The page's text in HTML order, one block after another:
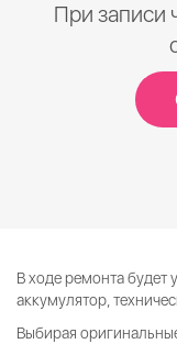
При записи
В ходе ремонта будет
аккумулятор,
Выбирая